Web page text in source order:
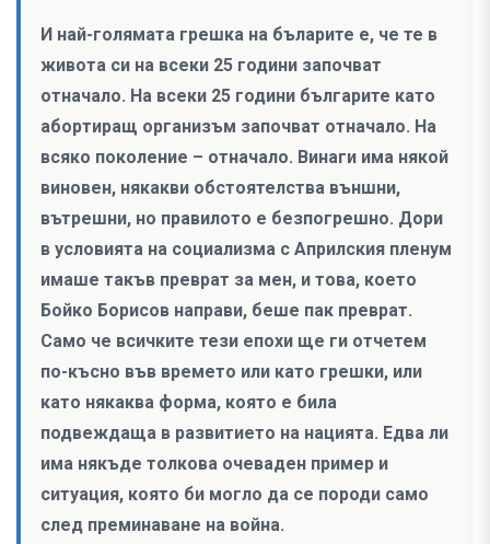
И най-голямата грешка на бъларите е, че те в
живота си на всеки 25 години започват
отначало. На всеки 25 години българите като
абортиращ организъм започват отначало. На
всяко поколение – отначало. Винаги има някой
виновен, някакви обстоятелства външни,
вътрешни, но правилото е безпогрешно. Дори
в условията на социализма с Априлския пленум
имаше такъв преврат за мен, и това, което
Бойко Борисов направи, беше пак преврат.
Само че всичките тези епохи ще ги отчетем
по-късно във времето или като грешки, или
като някаква форма, която е била
подвеждаща в развитието на нацията. Едва ли
има някъде толкова очеваден пример и
ситуация, която би могло да се породи само
след преминаване на война.